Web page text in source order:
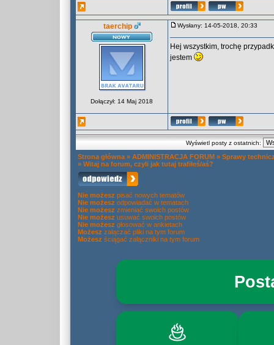
taerchip
Dołączył: 14 Maj 2018
Wysłany: 14-05-2018, 20:33
Hej wszystkim, trochę
jestem
Wyświetl posty z ostatnich:
Strona główna » ADMINISTRACJA FORUM » Sprawy
» Witaj na forum, czyli jak tutaj trafiłeś/aś?
Nie możesz pisać nowych tematów
Nie możesz odpowiadać w tematach
Nie możesz zmieniać swoich postów
Nie możesz usuwać swoich postów
Nie możesz głosować w ankietach
Możesz załączać pliki na tym forum
Możesz ściągać załączniki na tym forum